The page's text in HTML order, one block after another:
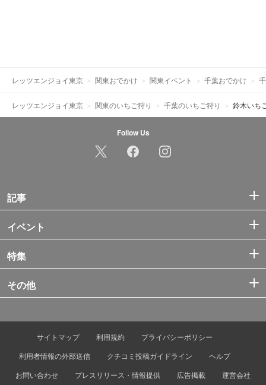
レッツエンジョイ東京 関東おでかけ 関東イベント 千葉おでかけ
レッツエンジョイ東京 関東のいちご狩り 千葉のいちご狩り 鈴木いち
Follow Us
記事
イベント
特集
その他
サイトマップ 利用規約
プライバシーポリシー
利用者情報の外部送信
クチコミ投稿ガイドライン
ヘルプ
お問い合わせ
プレスリリース・情報提供 広告掲載 運営会社